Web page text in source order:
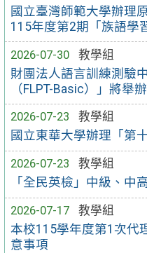
國立臺灣師範大學辦理
115年度第2期「族語學
2026-07-30
教學組
財團法人語言訓練測驗
（FLPT-Basic）」將舉
2026-07-23
教學組
國立東華大學辦理「第
2026-07-23
教學組
「全民英檢」中級、中
2026-07-17
教學組
本校115學年度第1次代
意事項